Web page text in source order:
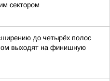
сектором
до четырёх полос
выходят на финишную